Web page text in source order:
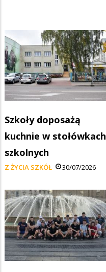
Szkoły doposażą
kuchnie w stołówkach
szkolnych
Z ŻYCIA SZKÓŁ 30/07/2026